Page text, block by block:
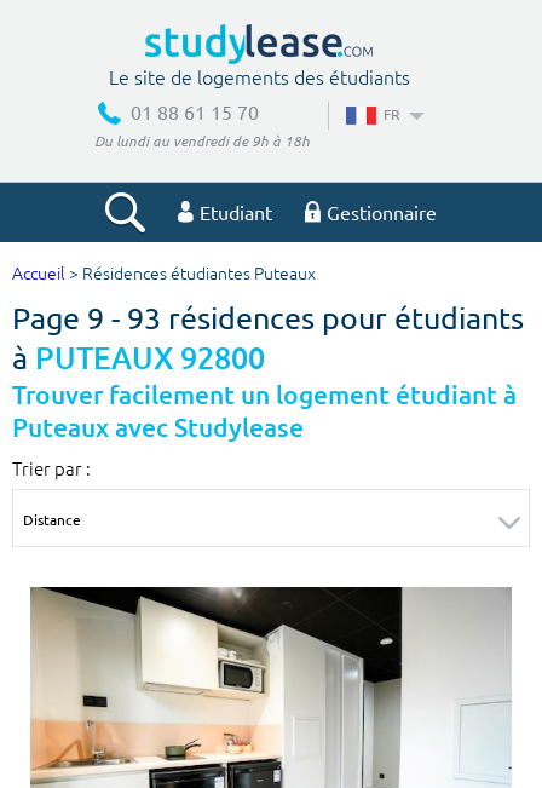
Le site de logements des étudiants
01 88 61 15 70
Du lundi au vendredi de 9h à 18h
FR
Etudiant Gestionnaire
Votre recherche
Ville, école
m²
Type de location
Colocation
Accueil > Résidences étudiantes Puteaux
Page 9 - 93 résidences pour étudiants
à PUTEAUX 92800
Trouver facilement un logement étudiant à
Puteaux avec Studylease
Trier par :